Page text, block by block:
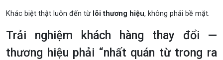
Khác biệt thật luôn đến từ lõi thương hiệu, không phải bề mặt.
Trải nghiệm khách hàng thay đổi —
thương hiệu phải “nhất quán từ trong ra